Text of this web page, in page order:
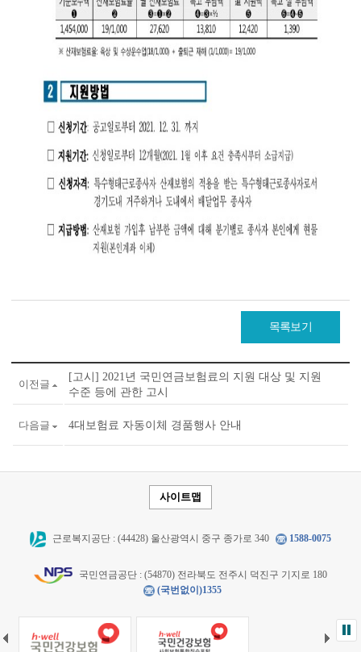
목록보기
이전글
[고시] 2021년 국민연금보험료의 지원 대상 및 지원
수준 등에 관한 고시
다음글 4대보험료 자동이체 경품행사 안내
사이트맵
근로복지공단 : (44428) 울산광역시 중구 종가로 340 1588-0075
국민연금공단 : (54870) 전라북도 전주시 덕진구 기지로 180
(국번없이)1355